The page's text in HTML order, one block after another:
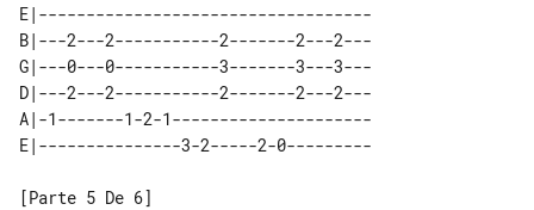
E|-----------------------------------
B|---2---2-----------2-------2---2---
G|---0---0-----------3-------3---3---
D|---2---2-----------2-------2---2---
A|-1-------1-2-1---------------------